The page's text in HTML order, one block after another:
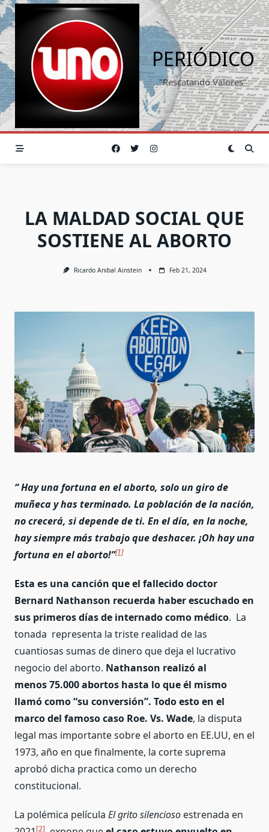
Saltar
al
contenido
PERIÓDICO
"Rescatando Valores"
LA MALDAD SOCIAL QUE
SOSTIENE AL ABORTO
Ricardo Anibal Ainstein Feb 21, 2024
“ Hay una fortuna en el aborto, solo un giro de
muñeca y has terminado. La población de la nación,
no crecerá, si depende de ti. En el día, en la noche,
hay siempre más trabajo que deshacer. ¡Oh hay una
fortuna en el aborto!”[1]
Esta es una canción que el fallecido doctor
Bernard Nathanson recuerda haber escuchado en
sus primeros días de internado como médico. La
tonada representa la triste realidad de las
cuantiosas sumas de dinero que deja el lucrativo
negocio del aborto. Nathanson realizó al
menos 75.000 abortos hasta lo que él mismo
llamó como “su conversión”. Todo esto en el
marco del famoso caso Roe. Vs. Wade, la disputa
legal mas importante sobre el aborto en EE.UU, en el
1973, año en que finalmente, la corte suprema
aprobó dicha practica como un derecho
constitucional.
La polémica película El grito silencioso estrenada en
[2]